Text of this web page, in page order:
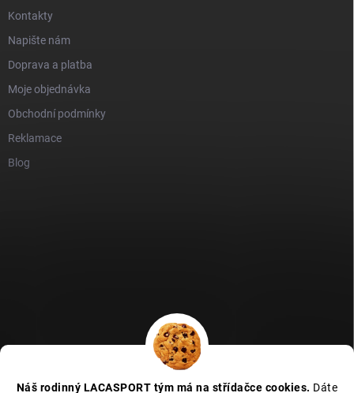
Náš rodinný LACASPORT tým má na střídačce cookies. Dáte
Kontakty
Napište nám
Doprava a platba
Moje objednávka
Obchodní podmínky
Reklamace
Blog
Zboží recenze